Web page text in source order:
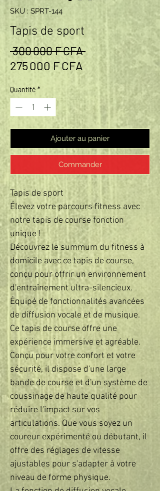
SKU : SPRT-144
Tapis de sport
300 000 F CFA Prix original
275 000 F CFAPrix
Quantité *
Ajouter au panier
Commander
Tapis de sport
Élevez votre parcours fitness avec
notre tapis de course fonction
unique !
Découvrez le summum du fitness à
domicile avec ce tapis de course,
conçu pour offrir un environnement
d'entraînement ultra-silencieux.
Équipé de fonctionnalités avancées
de diffusion vocale et de musique.
Ce tapis de course offre une
expérience immersive et agréable.
Conçu pour votre confort et votre
sécurité, il dispose d'une large
bande de course et d'un système de
coussinage de haute qualité pour
réduire l'impact sur vos
articulations. Que vous soyez un
coureur expérimenté ou débutant, il
offre des réglages de vitesse
ajustables pour s'adapter à votre
niveau de forme physique.